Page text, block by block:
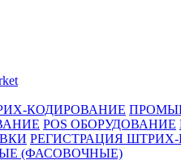
КОДИРОВАНИЕ
POS ОБОРУДОВАНИЕ
РЕГИСТРАЦИЯ